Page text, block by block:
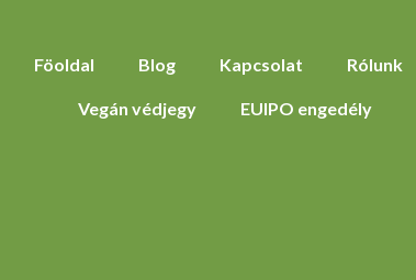
Föoldal Blog Kapcsolat Rólunk
Vegán védjegy EUIPO engedély